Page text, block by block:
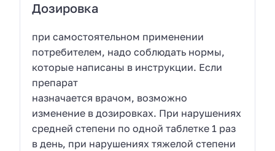
Дозировка
при самостоятельном применении
потребителем, надо соблюдать нормы,
которые написаны в инструкции. Если
препарат
назначается врачом, возможно
изменение в дозировках. При нарушениях
средней степени по одной таблетке 1 раз
в день, при нарушениях тяжелой степени